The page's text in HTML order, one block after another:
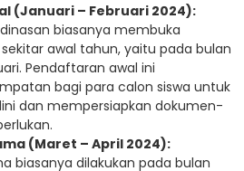
(Januari – Februari 2024):
biasanya membuka
awal tahun, yaitu pada bulan
Pendaftaran awal ini
bagi para calon siswa untuk
dan mempersiapkan dokumen-
(Maret – April 2024):
biasanya dilakukan pada bulan